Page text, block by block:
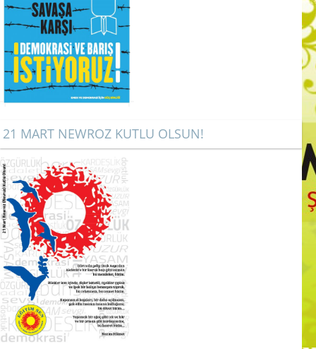
21 MART NEWROZ KUTLU OLSUN!